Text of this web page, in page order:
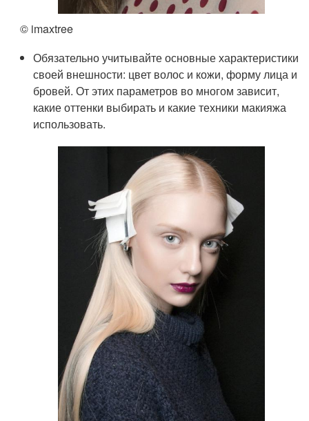
© imaxtree
Обязательно учитывайте основные характеристики
своей внешности: цвет волос и кожи, форму лица и
бровей. От этих параметров во многом зависит,
какие оттенки выбирать и какие техники макияжа
использовать.